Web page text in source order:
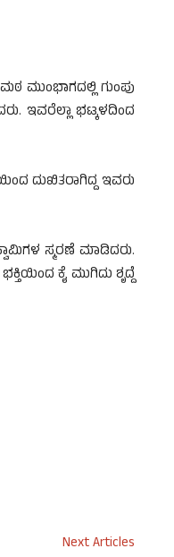
ಮುಂಭಾಗದಲ್ಲಿ ಗುಂಪು
ಇವರೆಲ್ಲಾ ಭಟ್ಕಳದಿಂದ
ದುಖಿತರಾಗಿದ್ದ ಇವರು
ಸ್ಮರಣೆ ಮಾಡಿದರು.
ಕೈ ಮುಗಿದು ಶೃದ್ದೆ
Next Articles